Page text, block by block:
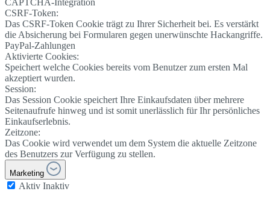
CSRF-Token:
Das CSRF-Token Cookie trägt zu Ihrer Sicherheit bei. Es verstärkt
die Absicherung bei Formularen gegen unerwünschte Hackangriffe.
PayPal-Zahlungen
Aktivierte Cookies:
Speichert welche Cookies bereits vom Benutzer zum ersten Mal
akzeptiert wurden.
Session:
Das Session Cookie speichert Ihre Einkaufsdaten über mehrere
Seitenaufrufe hinweg und ist somit unerlässlich für Ihr persönliches
Einkaufserlebnis.
Zeitzone:
Das Cookie wird verwendet um dem System die aktuelle Zeitzone
des Benutzers zur Verfügung zu stellen.
Marketing
Aktiv Inaktiv